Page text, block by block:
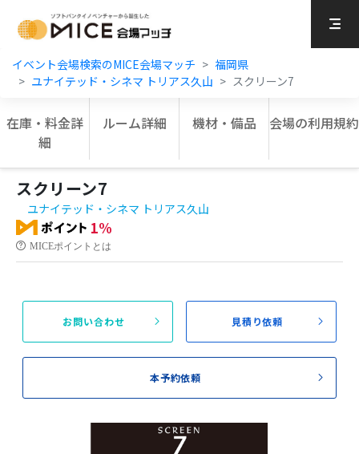
イベント会場検索のMICE会場マッチ
福岡県
ユナイテッド・シネマ トリアス久山
スクリーン7
在庫・料金詳
細
ルーム詳細 機材・備品 会場の利用規約
スクリーン7
ユナイテッド・シネマ トリアス久山
1%
MICEポイントとは
お問い合わせ 見積り依頼
本予約依頼